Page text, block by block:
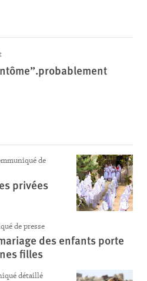
de
privées
de presse
des enfants porte
filles
détaillé